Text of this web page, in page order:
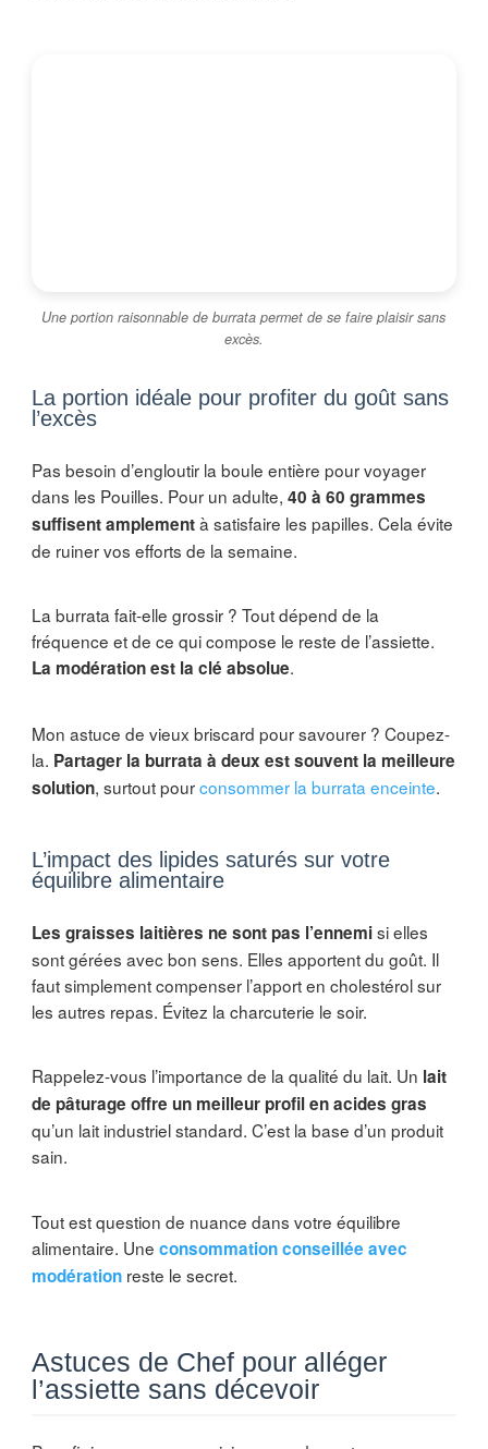
Une portion raisonnable de burrata permet de se faire plaisir sans
excès.
La portion idéale pour profiter du goût sans
l’excès
Pas besoin d’engloutir la boule entière pour voyager
dans les Pouilles. Pour un adulte, 40 à 60 grammes
suffisent amplementà satisfaire les papilles. Cela évite
de ruiner vos efforts de la semaine.
La burrata fait-elle grossir ? Tout dépend de la
fréquence et de ce qui compose le reste de l’assiette.
La modération est la clé absolue.
Mon astuce de vieux briscard pour savourer ? Coupez-
la. Partager la burrata à deux est souvent la meilleure
solution, surtout pourconsommer la burrata enceinte.
L’impact des lipides saturés sur votre
équilibre alimentaire
Les graisses laitières ne sont pas l’ennemisi elles
sont gérées avec bon sens. Elles apportent du goût. Il
faut simplement compenser l’apport en cholestérol sur
les autres repas. Évitez la charcuterie le soir.
Rappelez-vous l’importance de la qualité du lait. Un lait
de pâturage offre un meilleur profil en acides gras
qu’un lait industriel standard. C’est la base d’un produit
sain.
Tout est question de nuance dans votre équilibre
alimentaire. Une consommation conseillée avec
modérationreste le secret.
Astuces de Chef pour alléger
l’assiette sans décevoir